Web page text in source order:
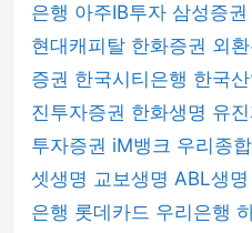
은행 아주IB투자 삼성증권
현대캐피탈 한화증권 외
증권 한국시티은행 한국
진투자증권 한화생명 유
투자증권 iM뱅크 우리종
셋생명 교보생명 ABL생명
은행 롯데카드 우리은행